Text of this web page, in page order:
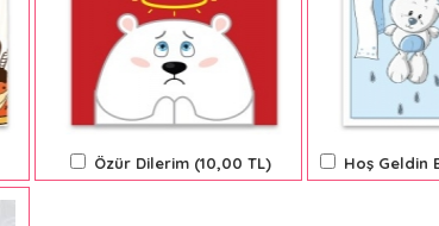
Özür Dilerim (10,00 TL) Hoş Geldin